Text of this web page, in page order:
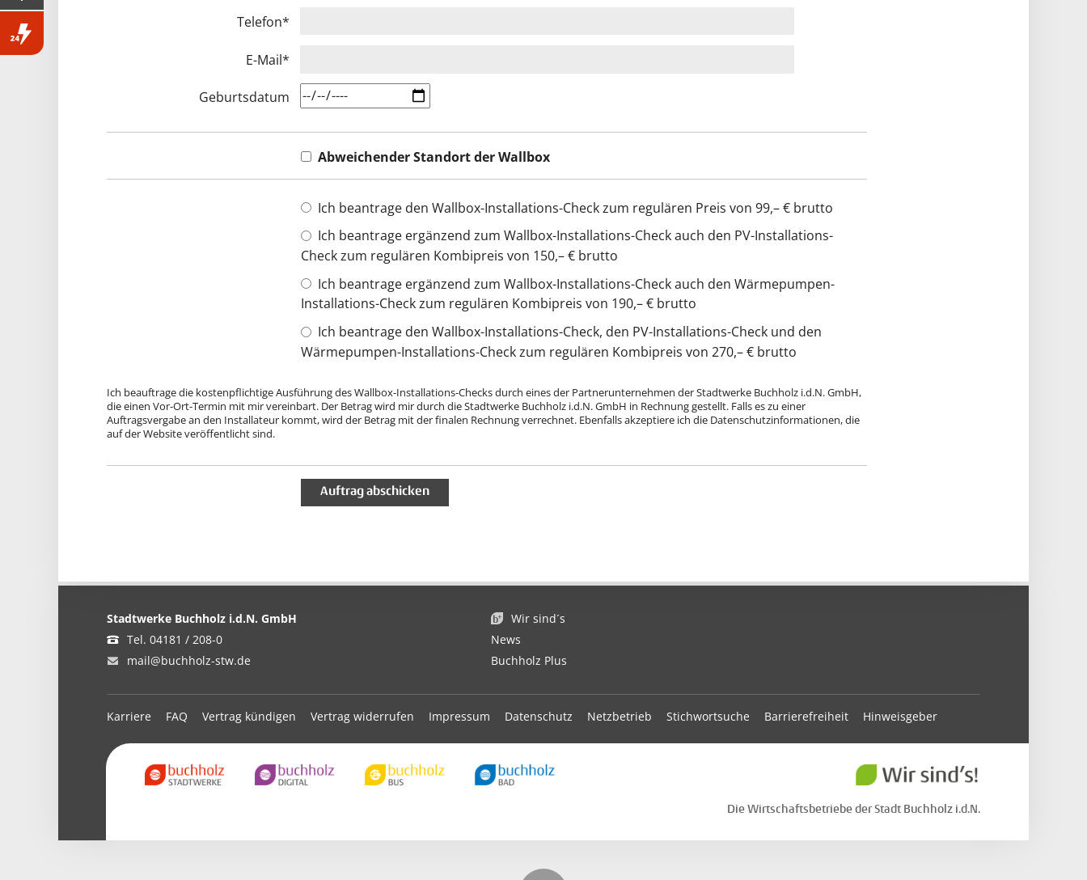
Telefon*
E-Mail*
Geburtsdatum
Abweichender Standort der Wallbox
Ich beantrage den Wallbox-Installations-Check zum regulären Preis von 99,– € brutto
Ich beantrage ergänzend zum Wallbox-Installations-Check auch den PV-Installations-
Check zum regulären Kombipreis von 150,– € brutto
Ich beantrage ergänzend zum Wallbox-Installations-Check auch den Wärmepumpen-
Installations-Check zum regulären Kombipreis von 190,– € brutto
Ich beantrage den Wallbox-Installations-Check, den PV-Installations-Check und den
Wärmepumpen-Installations-Check zum regulären Kombipreis von 270,– € brutto
Ich beauftrage die kostenpflichtige Ausführung des Wallbox-Installations-Checks durch eines der Partnerunternehmen der Stadtwerke Buchholz i.d.N. GmbH,
die einen Vor-Ort-Termin mit mir vereinbart. Der Betrag wird mir durch die Stadtwerke Buchholz i.d.N. GmbH in Rechnung gestellt. Falls es zu einer
Auftragsvergabe an den Installateur kommt, wird der Betrag mit der finalen Rechnung verrechnet. Ebenfalls akzeptiere ich die Datenschutzinformationen, die
auf der Website veröffentlicht sind.
Auftrag abschicken
Stadtwerke Buchholz i.d.N. GmbH
Tel. 04181 / 208-0
mail@buchholz-stw.de
Wir sind´s
News
Buchholz Plus
Karriere FAQ Vertrag kündigen Vertrag widerrufen Impressum Datenschutz Netzbetrieb Stichwortsuche Barrierefreiheit Hinweisgeber
Die Wirtschaftsbetriebe der Stadt Buchholz i.d.N.